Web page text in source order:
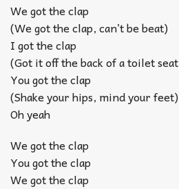
We got the clap
(We got the clap, can’t be beat)
I got the clap
(Got it off the back of a toilet seat
You got the clap
(Shake your hips, mind your feet)
Oh yeah
We got the clap
You got the clap
We got the clap